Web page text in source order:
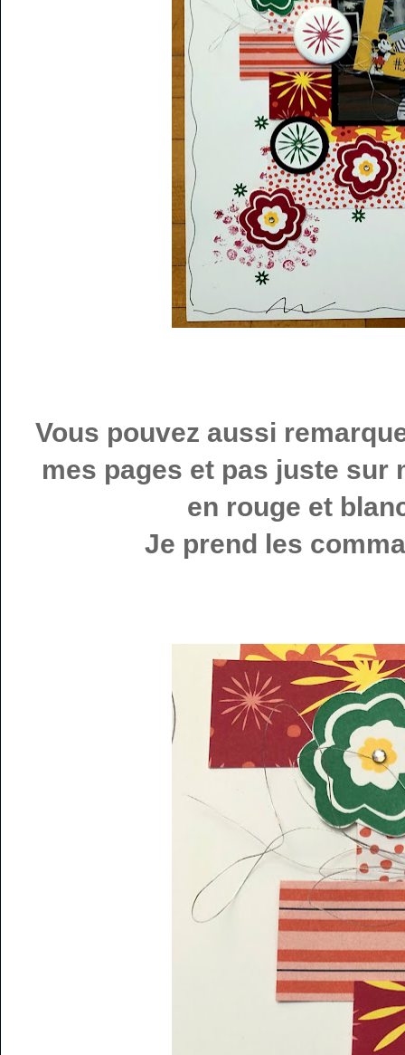
Vous pouvez aussi
mes pages et pas juste sur
en rouge et
Je prend les